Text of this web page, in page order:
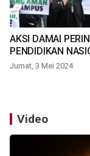
AKSI DAMAI
PENDIDIKAN
Jumat, 3 Mei 2024
Video